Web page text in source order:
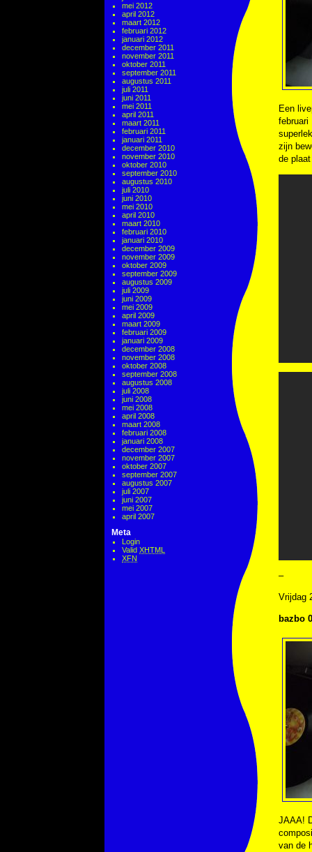
mei 2012
april 2012
maart 2012
februari 2012
januari 2012
december 2011
november 2011
oktober 2011
september 2011
augustus 2011
juli 2011
juni 2011
mei 2011
april 2011
maart 2011
februari 2011
januari 2011
december 2010
november 2010
oktober 2010
september 2010
augustus 2010
juli 2010
juni 2010
mei 2010
april 2010
maart 2010
februari 2010
januari 2010
december 2009
november 2009
oktober 2009
september 2009
augustus 2009
juli 2009
juni 2009
mei 2009
april 2009
maart 2009
februari 2009
januari 2009
december 2008
november 2008
oktober 2008
september 2008
augustus 2008
juli 2008
juni 2008
mei 2008
april 2008
maart 2008
februari 2008
januari 2008
december 2007
november 2007
oktober 2007
september 2007
augustus 2007
juli 2007
juni 2007
mei 2007
april 2007
Meta
Login
Valid XHTML
XFN
Een
februari
zijn
de
–
Vrijdag
bazbo
JAAA!
van de